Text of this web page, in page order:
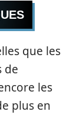
que les
de
les
plus en